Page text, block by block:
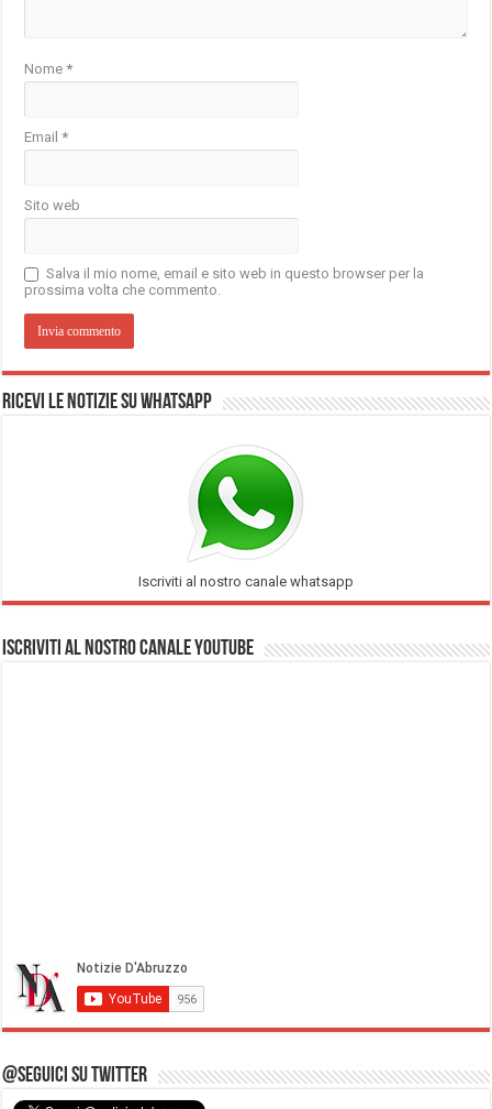
Nome*
Email*
Sito web
Salva il mio nome, email e sito web in questo browser per la
prossima volta che commento.
Ricevi le notizie su Whatsapp
Iscriviti al nostro canale whatsapp
Iscriviti al nostro Canale Youtube
@Seguici su Twitter